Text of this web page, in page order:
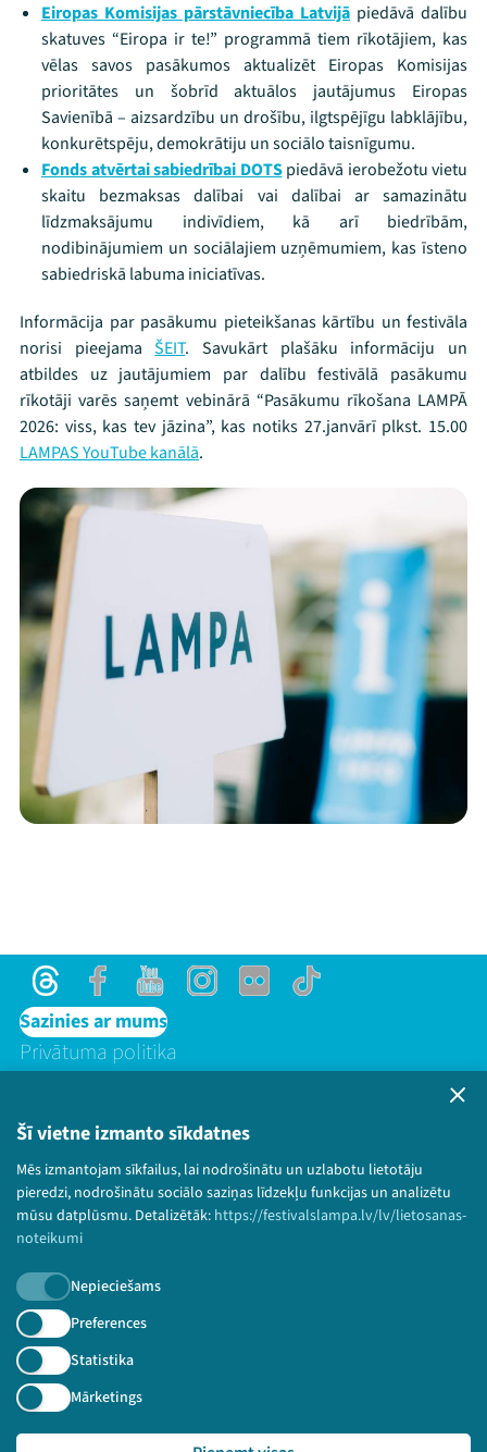
Šī vietne izmanto sīkdatnes
Mēs izmantojam sīkfailus, lai nodrošinātu un uzlabotu lietotāju
pieredzi, nodrošinātu sociālo saziņas līdzekļu funkcijas un analizētu
mūsu datplūsmu. Detalizētāk: https://festivalslampa.lv/lv/lietosanas-
noteikumi
Nepieciešams
Preferences
Statistika
Mārketings
Eiropas Komisijas pārstāvniecība Latvijā piedāvā dalību
skatuves “Eiropa ir te!” programmā tiem rīkotājiem, kas
vēlas savos pasākumos aktualizēt Eiropas Komisijas
prioritātes un šobrīd aktuālos jautājumus Eiropas
Savienībā – aizsardzību un drošību, ilgtspējīgu labklājību,
konkurētspēju, demokrātiju un sociālo taisnīgumu.
Fonds atvērtai sabiedrībai DOTSpiedāvā ierobežotu vietu
skaitu bezmaksas dalībai vai dalībai ar samazinātu
līdzmaksājumu indivīdiem, kā arī biedrībām,
nodibinājumiem un sociālajiem uzņēmumiem, kas īsteno
sabiedriskā labuma iniciatīvas.
Informācija par pasākumu pieteikšanas kārtību un festivāla
norisi pieejamaŠEIT. Savukārt plašāku informāciju un
atbildes uz jautājumiem par dalību festivālā pasākumu
rīkotāji varēs saņemt vebinārā “Pasākumu rīkošana LAMPĀ
2026: viss, kas tev jāzina”, kas notiks 27.janvārī plkst. 15.00
LAMPAS YouTube kanālā.
ThreadsFacebookYoutubeInstagram
Flick TikTok
Sazinies ar mums
Privātuma politika
© 2026 Sarunu festivāls LAMPA Visas tiesības
paturētas.
Piesakies jaunumiem!
Nepalaid garām aktuālāko informāciju!
Pieteikties